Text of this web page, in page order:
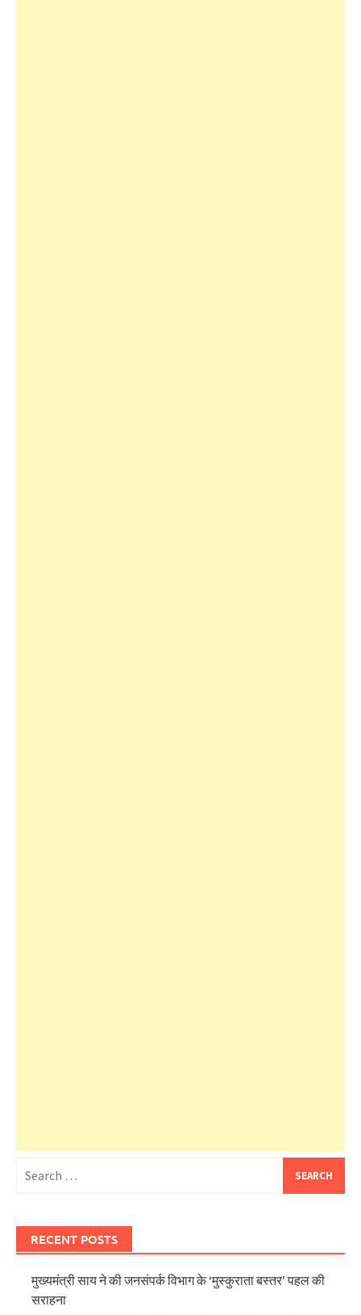
for:
RECENT POSTS
मुख्यमंत्री साय ने की जनसंपर्क विभाग के ‘मुस्कुराता बस्तर’ पहल की
सराहना